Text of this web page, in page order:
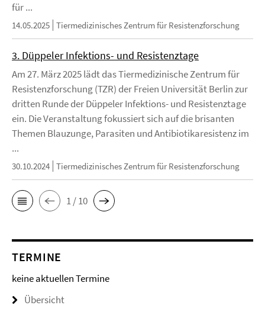
für ...
14.05.2025 Tiermedizinisches Zentrum für Resistenzforschung
3. Düppeler Infektions- und Resistenztage
Am 27. März 2025 lädt das Tiermedizinische Zentrum für
Resistenzforschung (TZR) der Freien Universität Berlin zur
dritten Runde der Düppeler Infektions- und Resistenztage
ein. Die Veranstaltung fokussiert sich auf die brisanten
Themen Blauzunge, Parasiten und Antibiotikaresistenz im
...
30.10.2024 Tiermedizinisches Zentrum für Resistenzforschung
1 / 10
TERMINE
keine aktuellen Termine
Übersicht